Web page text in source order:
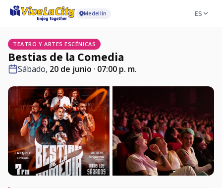
Medellín ES
TEATRO Y ARTES ESCÉNICAS
Bestias de la Comedia
Sábado, 20 de junio · 07:00 p. m.